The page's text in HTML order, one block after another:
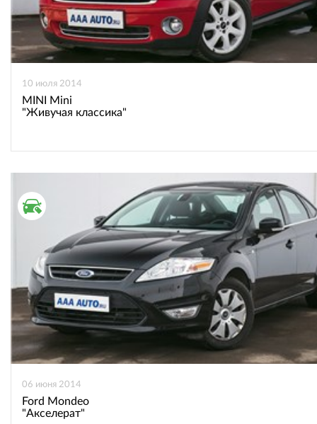
10 июля 2014
MINI Mini
"Живучая классика"
ВТОРИЧНЫЙ РЫНОК
06 июня 2014
Ford Mondeo
"Акселерат"